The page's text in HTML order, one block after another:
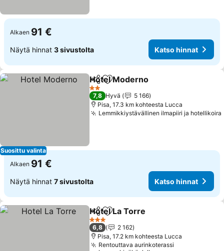
Alkaen 91 €
Näytä hinnat 3 sivustolta Katso hinnat
Suosittu valinta
Jaa Lisää suosikkeihin
Hotel Moderno
2 Tähtiluokitus
7,8 Hyvä
5 166
Pisa, 17.3 km kohteesta Lucca
Lemmikkiystävällinen ilmapiiri ja hotellikoira
Alkaen 91 €
Näytä hinnat 7 sivustolta Katso hinnat
Jaa Lisää suosikkeihin
Hotel La Torre
3 Tähtiluokitus
6,8
2 162
Pisa, 17.2 km kohteesta Lucca
Rentouttava aurinkoterassi